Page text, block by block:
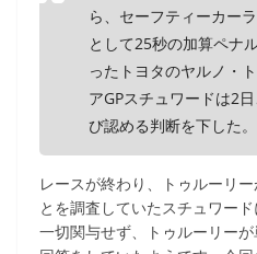
ら、セーフティーカー
として25秒の加算ペナ
ったトヨタのヤルノ・
アGPスチュワードは2
び認める判断を下した。
レースが終わり、トゥルーリ
とを調査していたスチュワー
一切関与せず、トゥルーリー